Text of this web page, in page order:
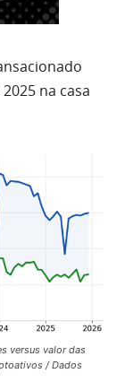
na casa
versus valor das
/ Dados